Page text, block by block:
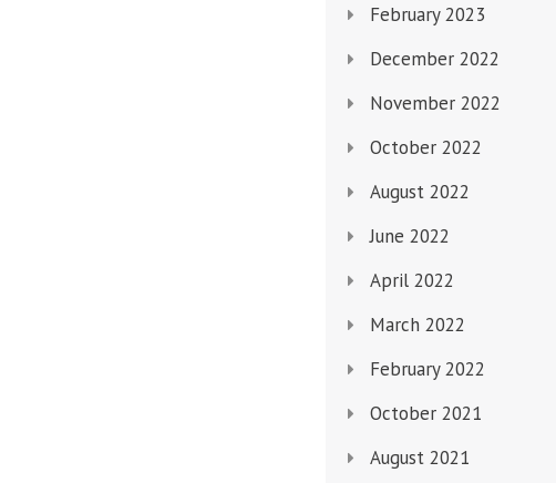
February 2023
December 2022
November 2022
October 2022
August 2022
June 2022
April 2022
March 2022
February 2022
October 2021
August 2021